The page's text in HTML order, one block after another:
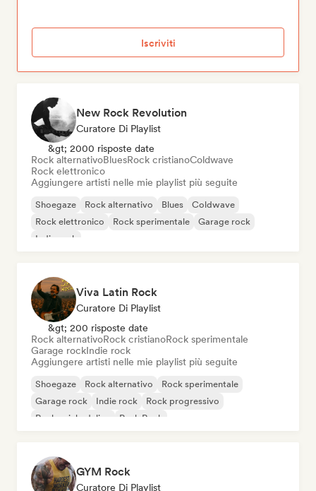
Iscriviti
New Rock Revolution
Curatore Di Playlist
&gt; 2000 risposte date
Rock alternativoBluesRock cristianoColdwave
Rock elettronico
Aggiungere artisti nelle mie playlist più seguite
Shoegaze Rock alternativo Blues
Coldwave
Rock elettronico
Rock sperimentale
Garage rock
Indie rock
Viva Latin Rock
Curatore Di Playlist
&gt; 200 risposte date
Rock alternativoRock cristianoRock sperimentale
Garage rockIndie rock
Aggiungere artisti nelle mie playlist più seguite
Shoegaze Rock alternativo
Rock sperimentale
Garage rock
Indie rock
Rock progressivo
Rock psichedelico
Punk Rock
GYM Rock
Curatore Di Playlist